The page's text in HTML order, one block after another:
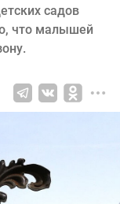
садов
что малышей